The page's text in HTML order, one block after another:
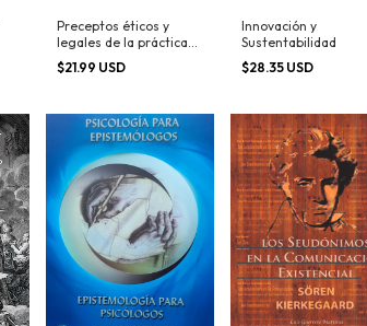
Preceptos éticos y
legales de la práctica
médica
$21.99 USD
Innovación y
Sustentabilidad
$28.35 USD